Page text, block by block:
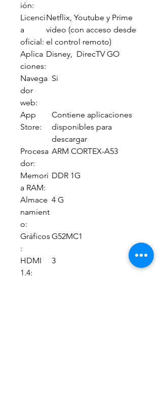
ión:
Licenci
a
oficial:
Netflix, Youtube y Prime
video (con acceso desde
el control remoto)
Aplica
ciones:
Disney, DirecTV GO
Navega
dor
web:
Si
App
Store:
Contiene aplicaciones
disponibles para
descargar
Procesa
dor:
ARM CORTEX-A53
Memori
a RAM:
DDR 1G
Almace
namient
o:
4 G
Gráficos
:
G52MC1
HDMI
1.4:
3